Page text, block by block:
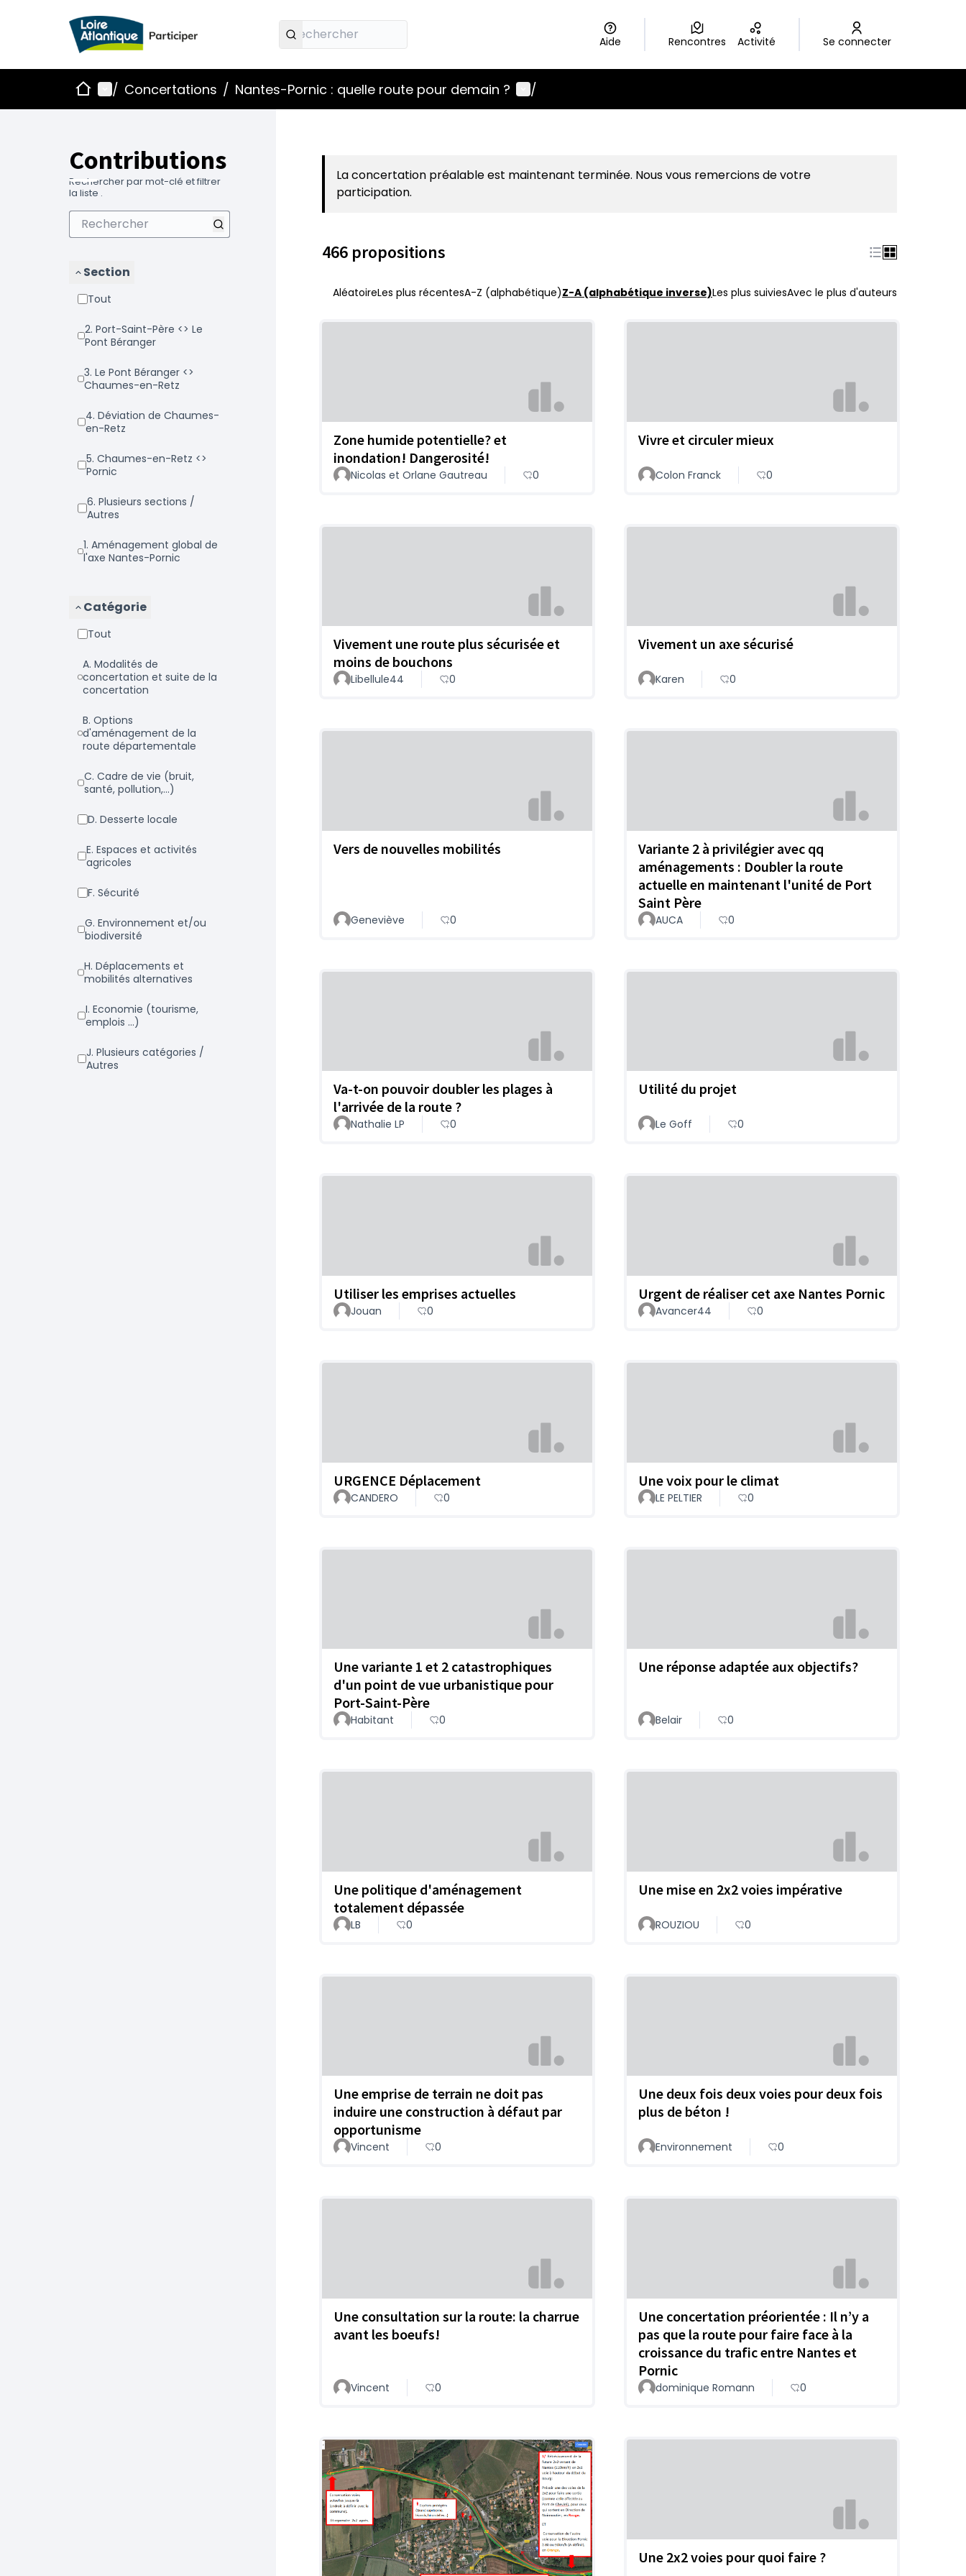
Aide Rencontres Activité Se connecter
AccueilMenu principal
/ Concertations / Nantes-Pornic : quelle route pour demain ? Menu utilisateur
/
Contributions
Rechercher par mot-clé et filtrer
la liste .
Section
Tout
2. Port-Saint-Père <> Le
Pont Béranger
3. Le Pont Béranger <>
Chaumes-en-Retz
4. Déviation de Chaumes-
en-Retz
5. Chaumes-en-Retz <>
Pornic
6. Plusieurs sections /
Autres
1. Aménagement global de
l'axe Nantes-Pornic
Catégorie
Tout
a. Modalités de
concertation et suite de la
concertation
b. Options
d'aménagement de la
route départementale
c. Cadre de vie (bruit,
santé, pollution,...)
d. Desserte locale
e. Espaces et activités
agricoles
f. Sécurité
g. Environnement et/ou
biodiversité
h. Déplacements et
mobilités alternatives
i. Economie (tourisme,
emplois ...)
j. Plusieurs catégories /
Autres
La concertation préalable est maintenant terminée. Nous vous remercions de votre
participation.
466 propositions
AléatoireLes plus récentesA-Z (alphabétique)Z-A (alphabétique inverse)Les plus suiviesAvec le plus d'auteurs
Zone humide potentielle? et
inondation! Dangerosité!
Nicolas et Orlane Gautreau 0
Vivre et circuler mieux
Colon Franck 0
Vivement une route plus sécurisée et
moins de bouchons
Libellule44 0
Vivement un axe sécurisé
Karen 0
Vers de nouvelles mobilités
Geneviève 0
Variante 2 à privilégier avec qq
aménagements : Doubler la route
actuelle en maintenant l'unité de Port
Saint Père
AUCA 0
Va-t-on pouvoir doubler les plages à
l'arrivée de la route ?
Nathalie LP 0
Utilité du projet
Le Goff 0
Utiliser les emprises actuelles
Jouan 0
Urgent de réaliser cet axe Nantes Pornic
Avancer44 0
URGENCE Déplacement
CANDERO 0
Une voix pour le climat
LE PELTIER 0
Une variante 1 et 2 catastrophiques
d'un point de vue urbanistique pour
Port-Saint-Père
Habitant 0
Une réponse adaptée aux objectifs?
Belair 0
Une politique d'aménagement
totalement dépassée
LB 0
Une mise en 2x2 voies impérative
ROUZIOU 0
Une emprise de terrain ne doit pas
induire une construction à défaut par
opportunisme
Vincent 0
Une deux fois deux voies pour deux fois
plus de béton !
Environnement 0
Une consultation sur la route: la charrue
avant les boeufs!
Vincent 0
Une concertation préorientée : Il n’y a
pas que la route pour faire face à la
croissance du trafic entre Nantes et
Pornic
dominique Romann 0
Une 2x2 voies pour quoi faire ?